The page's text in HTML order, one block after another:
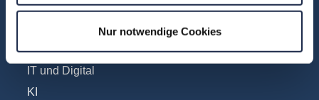
Nur notwendige Cookies
Anzeigen
Fachübergreifend
Internationales
IT und Digital
KI